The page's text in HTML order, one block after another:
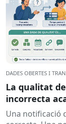
DADES OBERTES I
La qualitat
incorrecta
Una notificació